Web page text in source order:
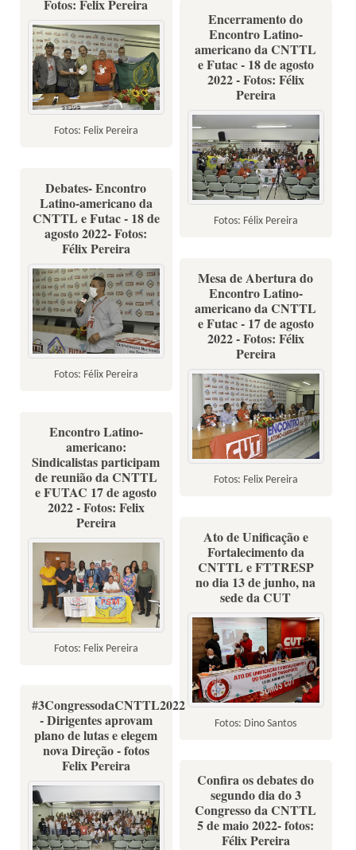
Fotos: Felix Pereira
Fotos: Felix Pereira
Encerramento do
Encontro Latino-
americano da CNTTL
e Futac - 18 de agosto
2022 - Fotos: Félix
Pereira
Fotos: Félix Pereira
Debates- Encontro
Latino-americano da
CNTTL e Futac - 18 de
agosto 2022- Fotos:
Félix Pereira
Fotos: Félix Pereira
Mesa de Abertura do
Encontro Latino-
americano da CNTTL
e Futac - 17 de agosto
2022 - Fotos: Félix
Pereira
Fotos: Felix Pereira
Encontro Latino-
americano:
Sindicalistas participam
de reunião da CNTTL
e FUTAC 17 de agosto
2022 - Fotos: Felix
Pereira
Fotos: Felix Pereira
Ato de Unificação e
Fortalecimento da
CNTTL e FTTRESP
no dia 13 de junho, na
sede da CUT
Fotos: Dino Santos
#3CongressodaCNTTL2022
- Dirigentes aprovam
plano de lutas e elegem
nova Direção - fotos
Felix Pereira
Confira os debates do
segundo dia do 3
Congresso da CNTTL
5 de maio 2022- fotos:
Félix Pereira